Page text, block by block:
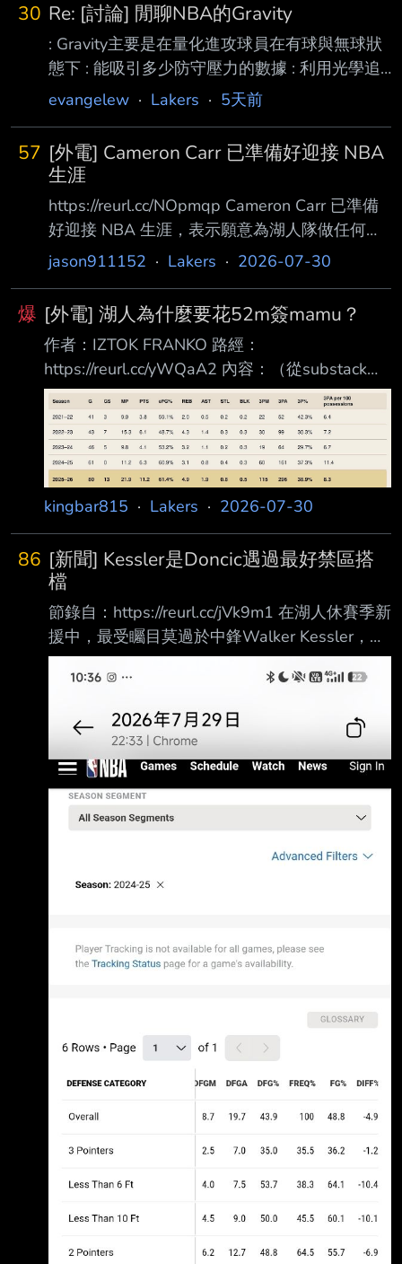
30 Re: [討論] 閒聊NBA的Gravity
: Gravity主要是在量化進攻球員在有球與無球狀
態下 : 能吸引多少防守壓力的數據 : 利用光學追
蹤系統去捕抓動作 : 去計算出球員該環境實際承
出數值 : 來計算 : 該球員比預期多吸引了多少防
守注意力 : 目前NBA官網此數據列有250名球員 :
不知道為啥 沒有LBJ跟AR 但有DK 現在一樣沒有
AR 很可惜 但有補上老詹 也有新同學的數據 但
出賽數太少的 基本就沒有在排名上 這邊主看無
球外圍吸引力 因為這數字很不直觀 一樣放上別
隊球員作為參考物
evangelew · Lakers · 5天前
57 [外電] Cameron Carr 已準備好迎接 NBA
生涯
https://reurl.cc/NOpmqp Cameron Carr 已準備
好迎接 NBA 生涯，表示願意為湖人隊做任何球
隊需要的事 洛杉磯湖人隊在 2026 NBA 選秀會
新秀們 為 NBA 生涯做好準備。 Tomer Azarly
拉斯維加斯 —— 在 2026 NBA 選秀會第 24 順
位，湖人隊選中了來自 Baylor 大學的 Cameron
Carr。這位身高六呎五吋的後衛，大三球季表現
十分亮眼，在 34 場比賽中平均 繳出 18.9 分
jason911152 · Lakers · 2026-07-30
爆 [外電] 湖人為什麼要花52m簽mamu？
作者：IZTOK FRANKO 路經：
https://reurl.cc/yWQaA2 內容：（從substack裡
面擷取的付費文章，由於文章很長。有興趣的可
以下載app去看一 下作者寫的，分析得蠻全面
的。我就單純簡述，不附原文了） 1.從數據看：
一個高產的大個子射手 Mamu 上季多數時間擔任
兼具四、五號功能的小球中鋒，而非傳統大前
鋒，因此拿他與八 村壘相比並不完全貼切。作為
比較，但八村上場時間比他多了 176 分鐘，
Mamu 的三分出 手次數仍比 Rui 多了 34 次
（296 次對 262 次）。 而
kingbar815 · Lakers · 2026-07-30
86 [新聞] Kessler是Doncic遇過最好禁區搭
檔
節錄自：https://reurl.cc/jVk9m1 在湖人休賽季新
援中，最受矚目莫過於中鋒Walker Kessler，不
僅僅是因為他簽下4年、1.3億美元大約，湖人為
了搶下身為受限自由球員的他，不惜送出兩首
輪、兩首輪互換權，才讓爵士願意鬆手接受先簽
後換，過去NBA簽換案例，大多是簡單送出如次
輪等些許代價為手續費，幾乎未曾有過如同湖人
這樣被爵士總管Danny Ainge「勒索」情況，何
況湖人原先手上就僅剩3枚首輪籤可以操作，幾
乎是ALL IN，搶人執念可見一斑。 Kessler究竟